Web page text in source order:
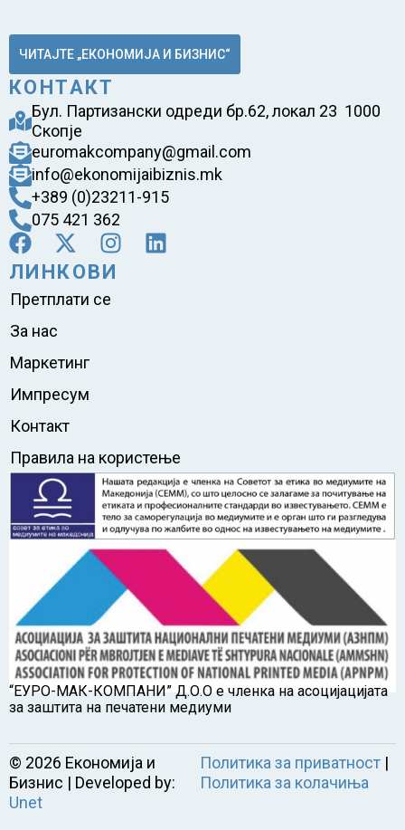
ЧИТАЈТЕ „ЕКОНОМИЈА И БИЗНИС“
КОНТАКТ
Бул. Партизански одреди бр.62, локал 23 1000
Скопје
euromakcompany@gmail.com
info@ekonomijaibiznis.mk
+389 (0)23211-915
075 421 362
ЛИНКОВИ
Претплати се
За нас
Маркетинг
Импресум
Контакт
Правила на користење
“ЕУРО-МАК-КОМПАНИ” Д.О.О е членка на асоцијацијата
за заштита на печатени медиуми
© 2026 Економија и
Бизнис | Developed by:
Unet
Политика за приватност|
Политика за колачиња